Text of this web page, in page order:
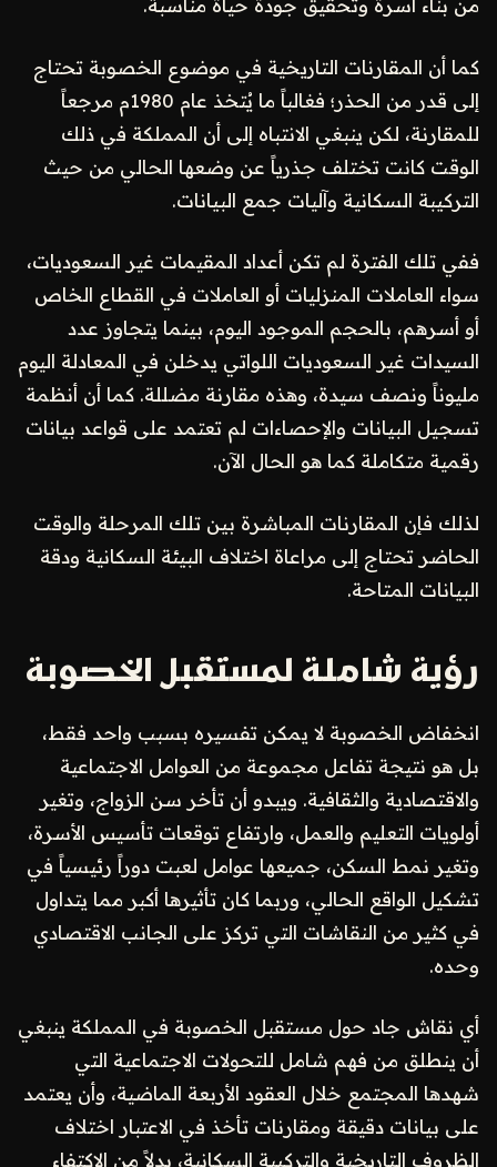
من بناء أسرة وتحقيق جودة حياة مناسبة.
كما أن المقارنات التاريخية في موضوع الخصوبة تحتاج
إلى قدر من الحذر؛ فغالباً ما يُتخذ عام 1980م مرجعاً
للمقارنة، لكن ينبغي الانتباه إلى أن المملكة في ذلك
الوقت كانت تختلف جذرياً عن وضعها الحالي من حيث
التركيبة السكانية وآليات جمع البيانات.
ففي تلك الفترة لم تكن أعداد المقيمات غير السعوديات،
سواء العاملات المنزليات أو العاملات في القطاع الخاص
أو أسرهم، بالحجم الموجود اليوم، بينما يتجاوز عدد
السيدات غير السعوديات اللواتي يدخلن في المعادلة اليوم
مليوناً ونصف سيدة، وهذه مقارنة مضللة. كما أن أنظمة
تسجيل البيانات والإحصاءات لم تعتمد على قواعد بيانات
رقمية متكاملة كما هو الحال الآن.
لذلك فإن المقارنات المباشرة بين تلك المرحلة والوقت
الحاضر تحتاج إلى مراعاة اختلاف البيئة السكانية ودقة
البيانات المتاحة.
رؤية شاملة لمستقبل الخصوبة
انخفاض الخصوبة لا يمكن تفسيره بسبب واحد فقط،
بل هو نتيجة تفاعل مجموعة من العوامل الاجتماعية
والاقتصادية والثقافية. ويبدو أن تأخر سن الزواج، وتغير
أولويات التعليم والعمل، وارتفاع توقعات تأسيس الأسرة،
وتغير نمط السكن، جميعها عوامل لعبت دوراً رئيسياً في
تشكيل الواقع الحالي، وربما كان تأثيرها أكبر مما يتداول
في كثير من النقاشات التي تركز على الجانب الاقتصادي
وحده.
أي نقاش جاد حول مستقبل الخصوبة في المملكة ينبغي
أن ينطلق من فهم شامل للتحولات الاجتماعية التي
شهدها المجتمع خلال العقود الأربعة الماضية، وأن يعتمد
على بيانات دقيقة ومقارنات تأخذ في الاعتبار اختلاف
الظروف التاريخية والتركيبة السكانية، بدلاً من الاكتفاء